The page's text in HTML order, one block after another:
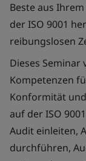
Beste aus
der ISO 9001
reibungslosen
Dieses
Kompetenzen
Konformität
auf der ISO
Audit einleiten,
durchführen,